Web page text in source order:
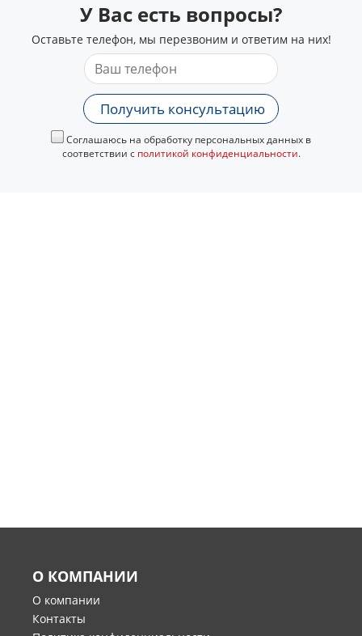
У Вас есть вопросы?
Оставьте телефон, мы перезвоним и ответим на них!
Получить консультацию
Соглашаюсь на обработку персональных данных в
соответствии с политикой конфиденциальности.
О КОМПАНИИ
О компании
Контакты